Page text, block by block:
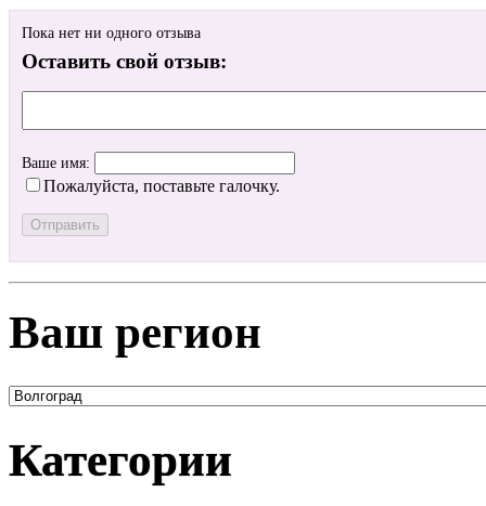
Пока нет ни одного отзыва
Оставить свой отзыв:
Ваше имя:
Пожалуйста, поставьте галочку.
Ваш регион
Категории